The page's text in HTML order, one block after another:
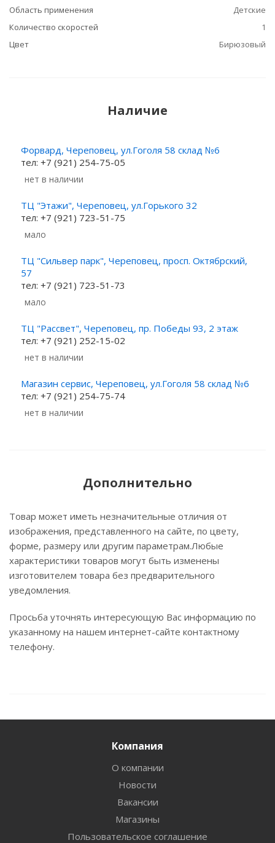
Область применения
Детские
Количество скоростей
1
Цвет
Бирюзовый
Наличие
Форвард, Череповец, ул.Гоголя 58 склад №6
тел: +7 (921) 254-75-05
Нет в наличии
ТЦ "Этажи", Череповец, ул.Горького 32
тел: +7 (921) 723-51-75
Мало
ТЦ "Сильвер парк", Череповец, просп. Октябрский,
57
тел: +7 (921) 723-51-73
Мало
ТЦ "Рассвет", Череповец, пр. Победы 93, 2 этаж
тел: +7 (921) 252-15-02
Нет в наличии
Магазин сервис, Череповец, ул.Гоголя 58 склад №6
тел: +7 (921) 254-75-74
Нет в наличии
Дополнительно
Товар может иметь незначительные отличия от
изображения, представленного на сайте, по цвету,
форме, размеру или другим параметрам.Любые
характеристики товаров могут быть изменены
изготовителем товара без предварительного
уведомления.
Просьба уточнять интересующую Вас информацию по
указанному на нашем интернет-сайте контактному
телефону.
Компания
О компании
Новости
Вакансии
Магазины
Пользовательское соглашение